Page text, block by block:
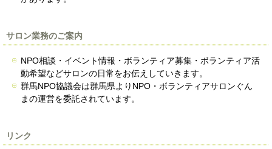
サロン業務のご案内
NPO相談・イベント情報・ボランティア募集・ボランティア活
動希望などサロンの日常をお伝えしていきます。
群馬NPO協議会は群馬県よりNPO・ボランティアサロンぐん
まの運営を委託されています。
リンク